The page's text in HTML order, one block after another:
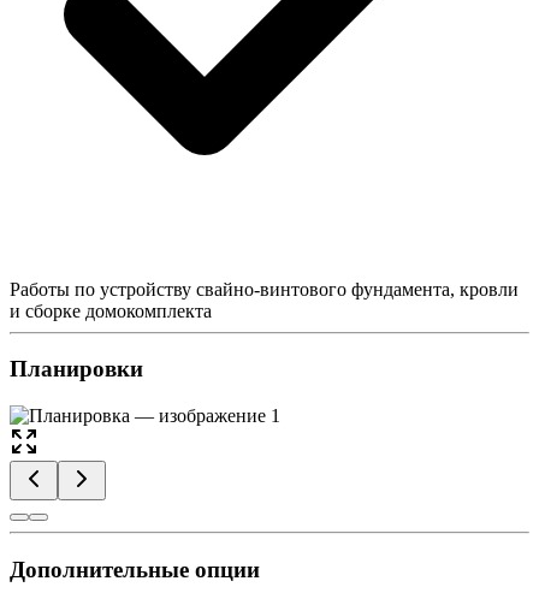
Работы по устройству свайно-винтового фундамента, кровли
и сборке домокомплекта
Планировки
Дополнительные опции